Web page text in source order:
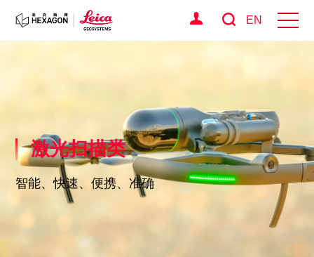
EN
激光扫描类
智能、快速、便携、准确